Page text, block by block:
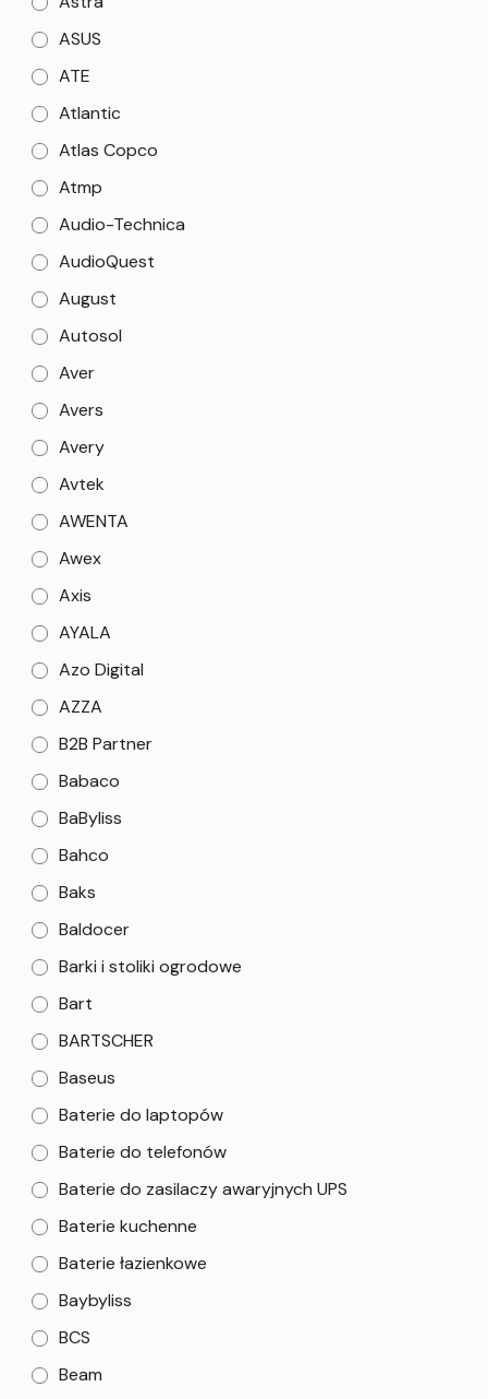
ASUS
ATE
Atlantic
Atlas Copco
Atmp
Audio-Technica
AudioQuest
August
Autosol
Aver
Avers
Avery
Avtek
AWENTA
Awex
Axis
AYALA
Azo Digital
AZZA
B2B Partner
Babaco
BaByliss
Bahco
Baks
Baldocer
Barki i stoliki ogrodowe
Bart
BARTSCHER
Baseus
Baterie do laptopów
Baterie do telefonów
Baterie do zasilaczy awaryjnych UPS
Baterie kuchenne
Baterie łazienkowe
Baybyliss
BCS
Beam